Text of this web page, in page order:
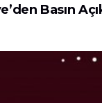
Basın